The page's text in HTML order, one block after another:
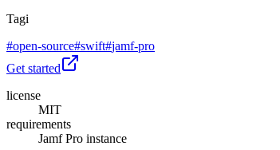
Tagi
#open-source#swift#jamf-pro
Get started
license
MIT
requirements
Jamf Pro instance